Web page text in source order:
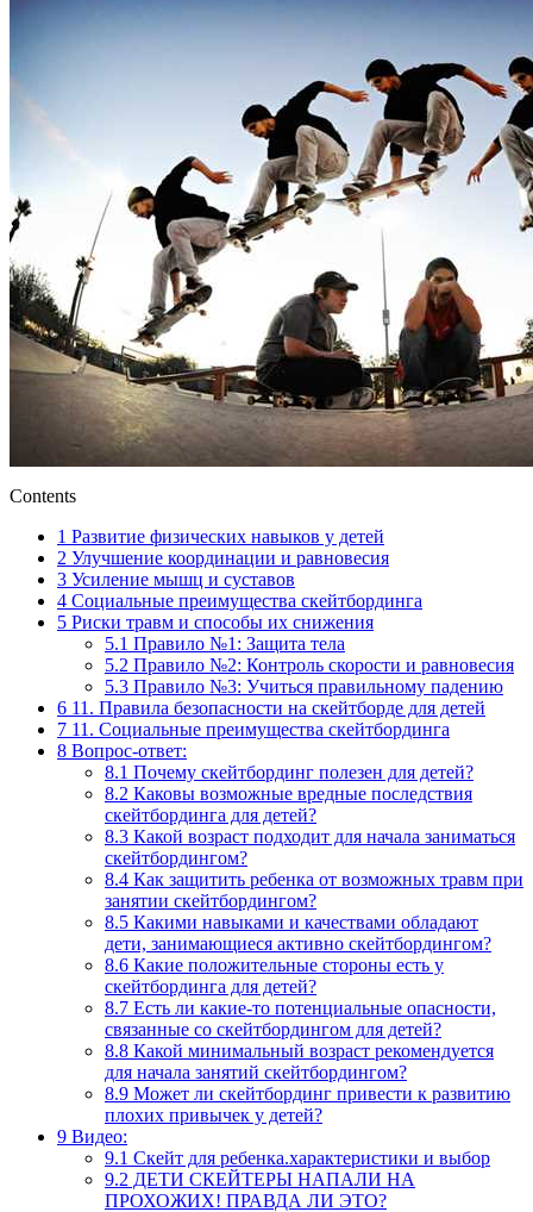
Contents
1 Развитие физических навыков у детей
2 Улучшение координации и равновесия
3 Усиление мышц и суставов
4 Социальные преимущества скейтбординга
5 Риски травм и способы их снижения
5.1 Правило №1: Защита тела
5.2 Правило №2: Контроль скорости и равновесия
5.3 Правило №3: Учиться правильному падению
6 11. Правила безопасности на скейтборде для детей
7 11. Социальные преимущества скейтбординга
8 Вопрос-ответ:
8.1 Почему скейтбординг полезен для детей?
8.2 Каковы возможные вредные последствия
скейтбординга для детей?
8.3 Какой возраст подходит для начала заниматься
скейтбордингом?
8.4 Как защитить ребенка от возможных травм при
занятии скейтбордингом?
8.5 Какими навыками и качествами обладают
дети, занимающиеся активно скейтбордингом?
8.6 Какие положительные стороны есть у
скейтбординга для детей?
8.7 Есть ли какие-то потенциальные опасности,
связанные со скейтбордингом для детей?
8.8 Какой минимальный возраст рекомендуется
для начала занятий скейтбордингом?
8.9 Может ли скейтбординг привести к развитию
плохих привычек у детей?
9 Видео:
9.1 Скейт для ребенка.характеристики и выбор
9.2 ДЕТИ СКЕЙТЕРЫ НАПАЛИ НА
ПРОХОЖИХ! ПРАВДА ЛИ ЭТО?